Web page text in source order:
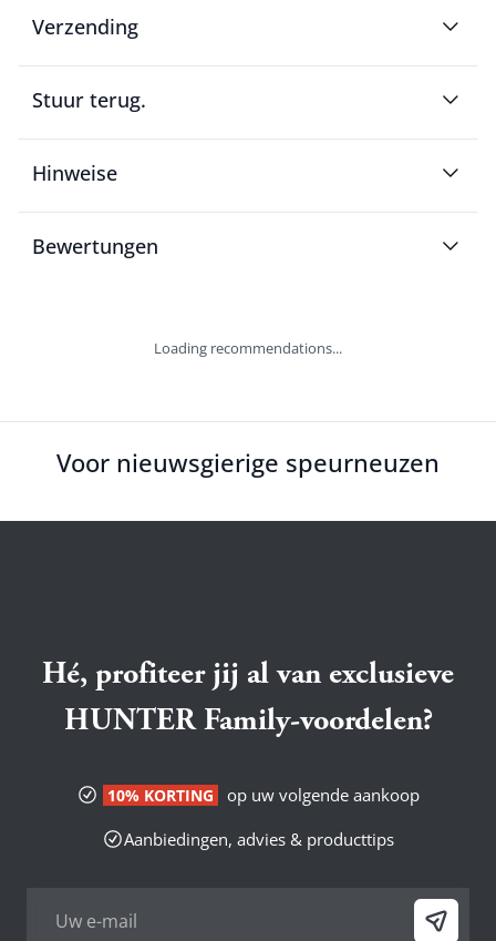
Verzending
Stuur terug.
Hinweise
Bewertungen
Loading recommendations...
Voor nieuwsgierige speurneuzen
Hé, profiteer jij al van exclusieve
HUNTER Family-voordelen?
10% KORTING
op uw volgende aankoop
Aanbiedingen, advies & producttips